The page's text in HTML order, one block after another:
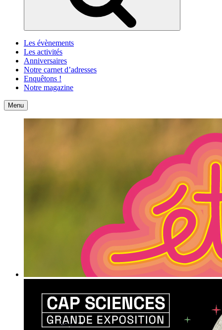
Les évènements
Les activités
Anniversaires
Notre carnet d’adresses
Enquêtons !
Notre magazine
Accueil
Menu Contact